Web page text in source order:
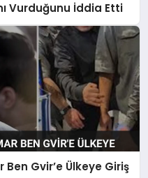
Vurduğunu İddia Etti
Gvir’e Ülkeye Giriş